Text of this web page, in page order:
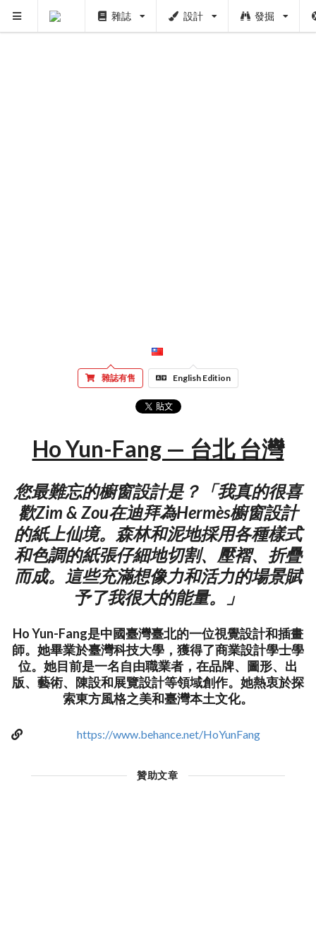
雜誌 設計 發掘
雜誌有售 English Edition
Ho Yun-Fang — 台北 台灣
您最難忘的櫥窗設計是？「我真的很喜
歡Zim & Zou在迪拜為Hermès櫥窗設計
的紙上仙境。森林和泥地採用各種樣式
和色調的紙張仔細地切割、壓褶、折疊
而成。這些充滿想像力和活力的場景賦
予了我很大的能量。」
Ho Yun-Fang是中國臺灣臺北的一位視覺設計和插畫
師。她畢業於臺灣科技大學，獲得了商業設計學士學
位。她目前是一名自由職業者，在品牌、圖形、出
版、藝術、陳設和展覽設計等領域創作。她熱衷於探
索東方風格之美和臺灣本土文化。
https://www.behance.net/HoYunFang
贊助文章